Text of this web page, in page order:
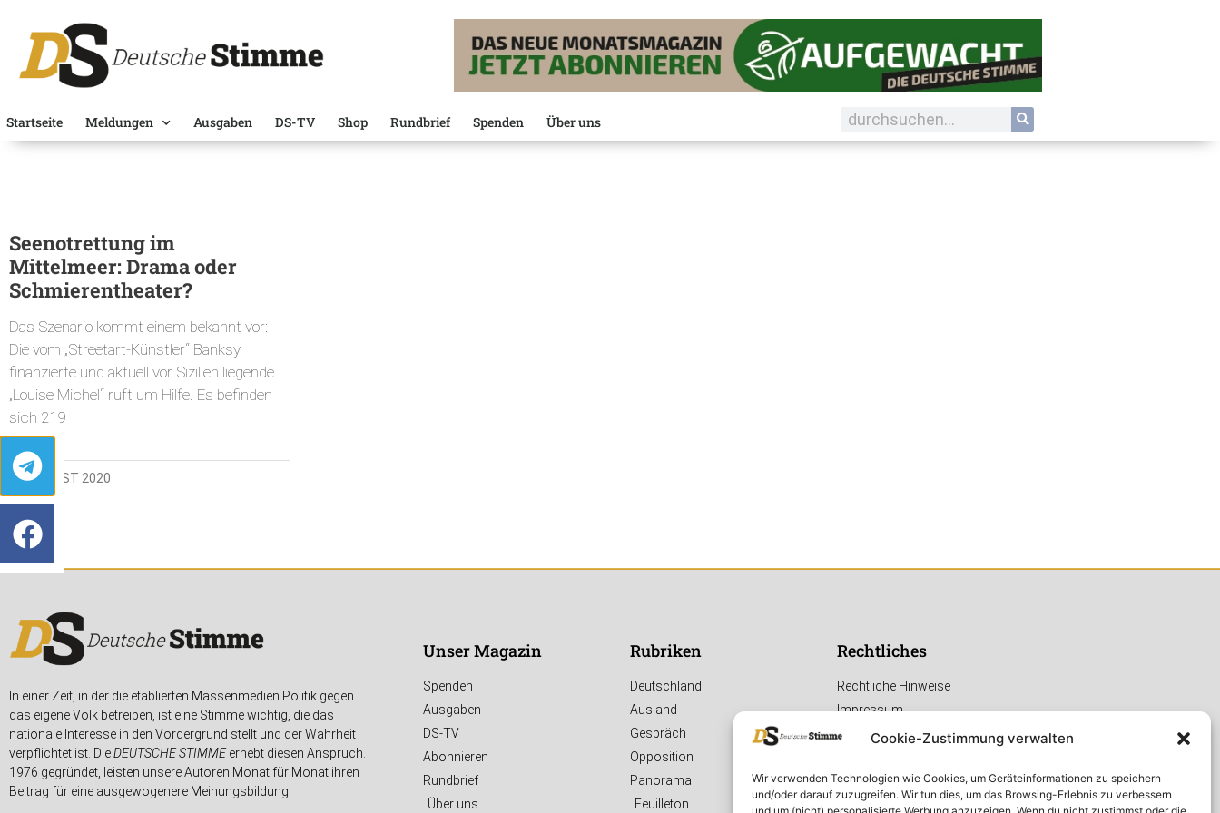
Cookie-Zustimmung verwalten
Wir verwenden Technologien wie Cookies, um Geräteinformationen zu speichern
und/oder darauf zuzugreifen. Wir tun dies, um das Browsing-Erlebnis zu verbessern
Startseite Meldungen Ausgaben DS-TV Shop Rundbrief Spenden Über uns
Seenotrettung im
Mittelmeer: Drama oder
Schmierentheater?
Das Szenario kommt einem bekannt vor:
Die vom „Streetart-Künstler“ Banksy
finanzierte und aktuell vor Sizilien liegende
„Louise Michel“ ruft um Hilfe. Es befinden
sich 219
30. AUGUST 2020
In einer Zeit, in der die etablierten Massenmedien Politik gegen
das eigene Volk betreiben, ist eine Stimme wichtig, die das
nationale Interesse in den Vordergrund stellt und der Wahrheit
verpflichtet ist. DieDEUTSCHE STIMMEerhebt diesen Anspruch.
1976 gegründet, leisten unsere Autoren Monat für Monat ihren
Beitrag für eine ausgewogenere Meinungsbildung.
Unser Magazin
Spenden
Ausgaben
DS-TV
Abonnieren
Rundbrief
Über uns
Rubriken
Deutschland
Ausland
Gespräch
Opposition
Panorama
Feuilleton
Rechtliches
Rechtliche Hinweise
Impressum
Datenschutzerklärung